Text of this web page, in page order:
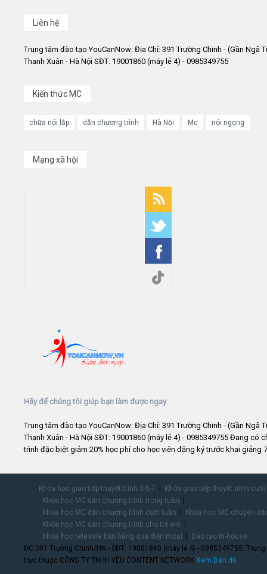
Liên hệ
Trung tâm đào tạo YouCanNow: Địa Chỉ: 391 Trường Chinh - (Gần Ngã
Thanh Xuân - Hà Nội SĐT: 19001860 (máy lẻ 4) - 0985349755
Kiến thức MC
chữa nói lắp dẫn chương trình Hà Nội Mc nói ngọng
Mạng xã hội
Hãy để chúng tôi giúp bạn làm được ngay
Trung tâm đào tạo YouCanNow: Địa Chỉ: 391 Trường Chinh - (Gần Ngã
Thanh Xuân - Hà Nội SĐT: 19001860 (máy lẻ 4) - 0985349755 Đang có
trình đặc biệt giảm 20% học phí cho học viên đăng ký trước khai giảng
Khóa học giao tiếp thuyết trình 3-5-7
Khóa giao tiếp thuyết trình
Khóa học MC dẫn chương trình trong tuần
Khóa học MC dẫn chương trình cuối tuần
Khóa học MC chuyên
Khóa học MC dẫn chương trình cho trẻ em
Khóa học telesale bán hàng qua điện thoại
Đào tạo In-house
ĐC:391 Trường Chinh/HN - SĐT: 19001860 (máy lẻ 4) - 0985349755.
trực thuộc CÔNG TY TNHH YÊU CONTENT NETWORK.Xem Bản đồ